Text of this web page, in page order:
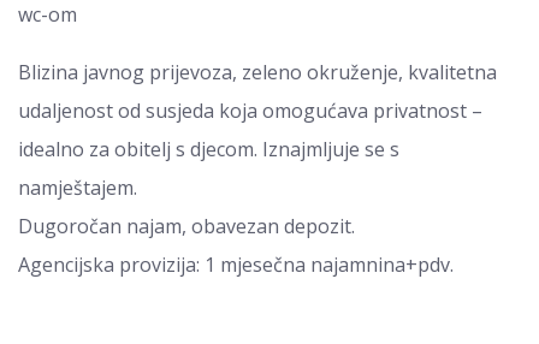
wc-om
Blizina javnog prijevoza, zeleno okruženje, kvalitetna
udaljenost od susjeda koja omogućava privatnost –
idealno za obitelj s djecom. Iznajmljuje se s
namještajem.
Dugoročan najam, obavezan depozit.
Agencijska provizija: 1 mjesečna najamnina+pdv.